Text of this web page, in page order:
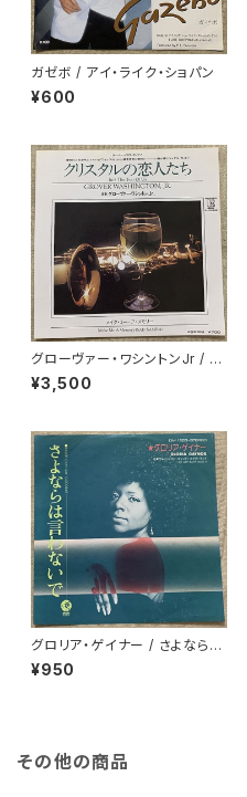
ガゼボ / アイ・ライク・ショパン
¥600
グローヴァー・ワシントンJr / ク
リスタルの恋人たち
¥3,500
グロリア・ゲイナー / さよならは
言わないで
¥950
その他の商品